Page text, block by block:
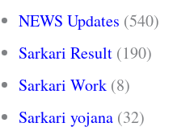
NEWS Updates (540)
Sarkari Result (190)
Sarkari Work (8)
Sarkari yojana (32)